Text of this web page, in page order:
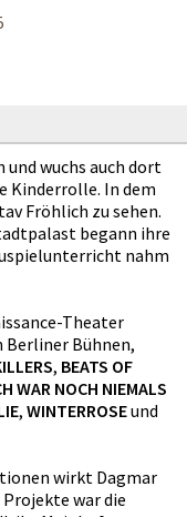
wuchs auch dort
Kinderrolle. In dem
Fröhlich zu sehen.
begann ihre
nahm
Theater
Bühnen,
, BEATS OF
WAR NOCH NIEMALS
, WINTERROSEund
wirkt Dagmar
war die